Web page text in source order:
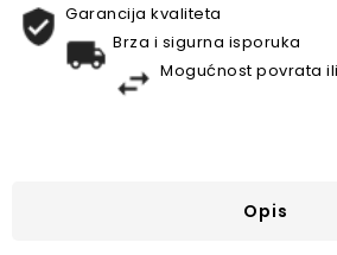
Garancija kvaliteta
Brza i sigurna isporuka
Mogućnost povrata
Opis